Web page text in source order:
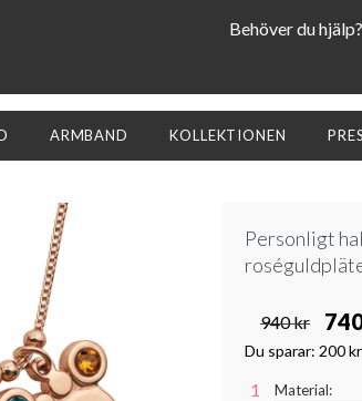
Behöver du hjälp?
ARMBAND KOLLEKTIONEN
Personligt
940 kr
Du sparar: 200 kr
Material: